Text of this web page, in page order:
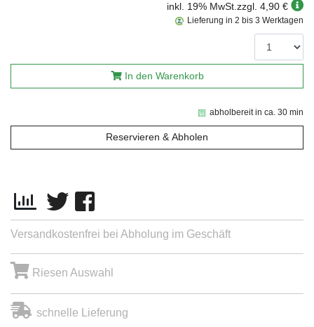
inkl. 19% MwSt.zzgl. 4,90 €
abholbereit in ca. 30 min
Reservieren & Abholen
Lieferung in 2 bis 3 Werktagen
In den Warenkorb
Versandkostenfrei bei Abholung im Geschäft
Riesen Auswahl
schnelle Lieferung